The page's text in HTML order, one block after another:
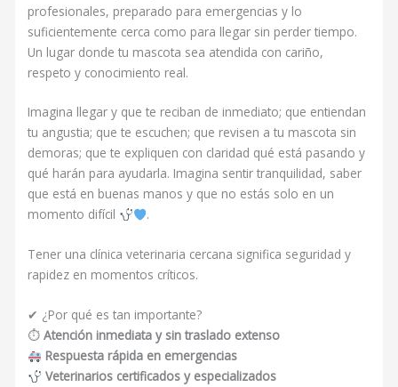
profesionales, preparado para emergencias y lo
suficientemente cerca como para llegar sin perder tiempo.
Un lugar donde tu mascota sea atendida con cariño,
respeto y conocimiento real.
Imagina llegar y que te reciban de inmediato; que entiendan
tu angustia; que te escuchen; que revisen a tu mascota sin
demoras; que te expliquen con claridad qué está pasando y
qué harán para ayudarla. Imagina sentir tranquilidad, saber
que está en buenas manos y que no estás solo en un
momento difícil
.
Tener una clínica veterinaria cercana significa seguridad y
rapidez en momentos críticos.
✔ ¿Por qué es tan importante?
⏱Atención inmediata y sin traslado extenso
Respuesta rápida en emergencias
Veterinarios certificados y especializados